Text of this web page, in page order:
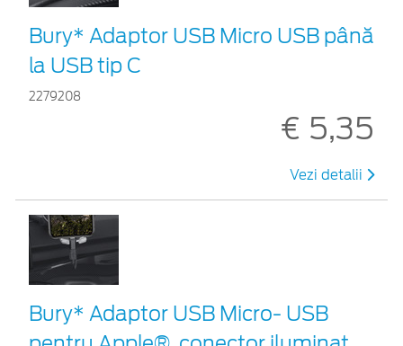
Bury* Adaptor USB Micro USB până
la USB tip C
2279208
€ 5,35
Vezi detalii
Bury* Adaptor USB Micro- USB